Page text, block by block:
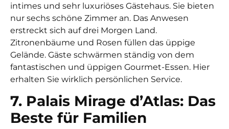
intimes und sehr luxuriöses Gästehaus. Sie bieten
nur sechs schöne Zimmer an. Das Anwesen
erstreckt sich auf drei Morgen Land.
Zitronenbäume und Rosen füllen das üppige
Gelände. Gäste schwärmen ständig von dem
fantastischen und üppigen Gourmet-Essen. Hier
erhalten Sie wirklich persönlichen Service.
7. Palais Mirage d’Atlas: Das
Beste für Familien